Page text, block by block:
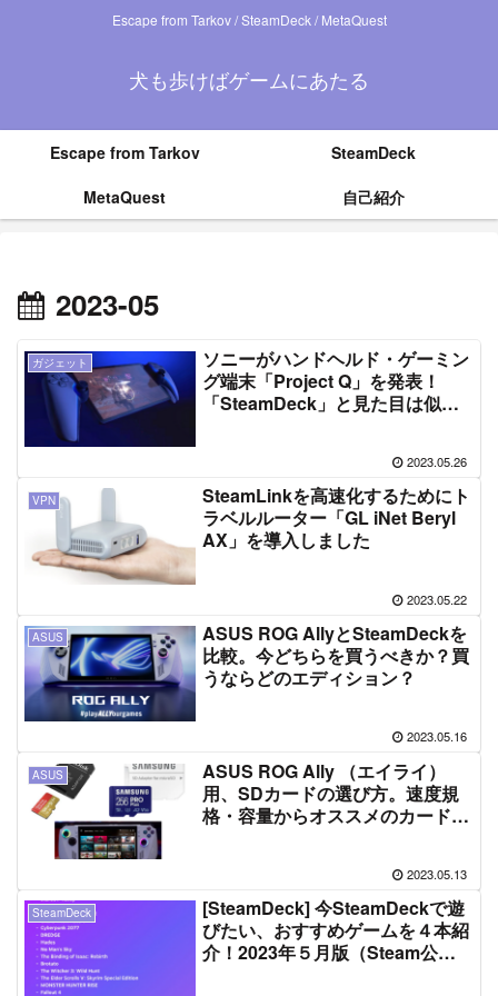
Escape from Tarkov / SteamDeck / MetaQuest
犬も歩けばゲームにあたる
Escape from Tarkov
SteamDeck
MetaQuest
自己紹介
2023-05
ガジェット
ソニーがハンドヘルド・ゲーミン
グ端末「Project Q」を発表！
「SteamDeck」と見た目は似て
2023.05.26
VPN
SteamLinkを高速化するためにト
ラベルルーター「GL iNet Beryl
AX」を導入しました
2023.05.22
ASUS
ASUS ROG AllyとSteamDeckを
比較。今どちらを買うべきか？買
うならどのエディション？
2023.05.16
ASUS
ASUS ROG Ally （エイライ）
用、SDカードの選び方。速度規
格・容量からオススメのカードは
2023.05.13
SteamDeck
[SteamDeck] 今SteamDeckで遊
びたい、おすすめゲームを４本紹
介！2023年５月版（Steam公式